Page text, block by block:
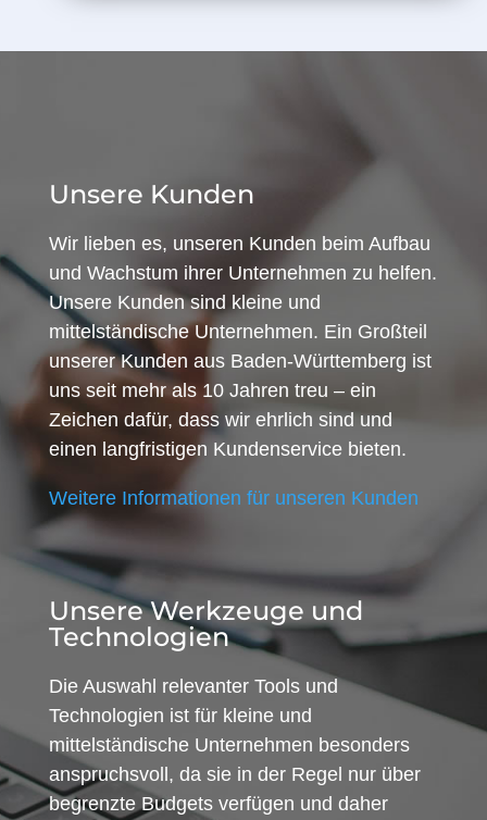
Unsere Kunden
Wir lieben es, unseren Kunden beim Aufbau
und Wachstum ihrer Unternehmen zu helfen.
Unsere Kunden sind kleine und
mittelständische Unternehmen. Ein Großteil
unserer Kunden aus Baden-Württemberg ist
uns seit mehr als 10 Jahren treu – ein
Zeichen dafür, dass wir ehrlich sind und
einen langfristigen Kundenservice bieten.
Weitere Informationen für unseren Kunden
Unsere Werkzeuge und
Technologien
Die Auswahl relevanter Tools und
Technologien ist für kleine und
mittelständische Unternehmen besonders
anspruchsvoll, da sie in der Regel nur über
begrenzte Budgets verfügen und daher